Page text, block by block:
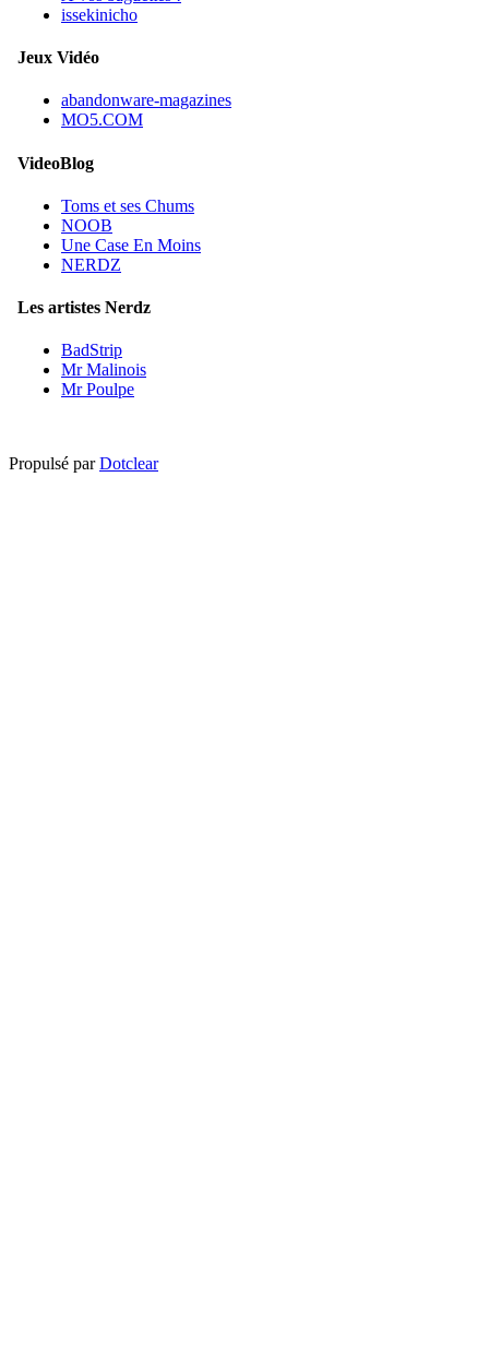
issekinicho
Jeux Vidéo
abandonware-magazines
MO5.COM
VideoBlog
Toms et ses Chums
NOOB
Une Case En Moins
NERDZ
Les artistes Nerdz
BadStrip
Mr Malinois
Mr Poulpe
Propulsé parDotclear